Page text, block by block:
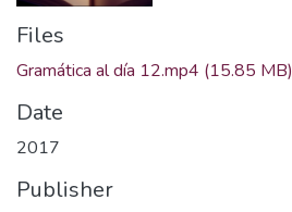
Files
Gramática al día 12.mp4 (15.85 MB)
Date
2017
Publisher